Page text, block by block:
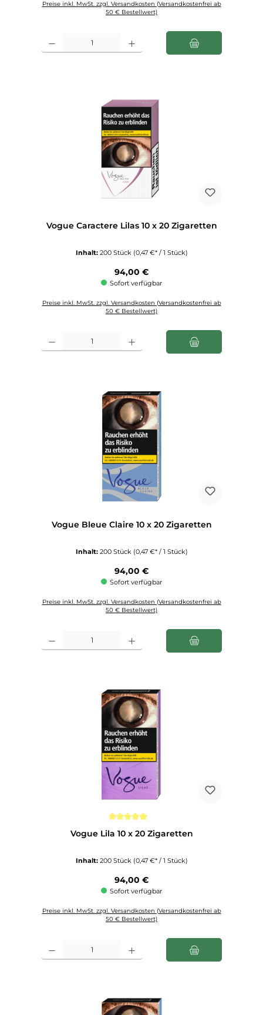
Preise inkl. MwSt. zzgl. Versandkosten (Versandkostenfrei ab
50 € Bestellwert)
Vogue Caractere Lilas 10 x 20 Zigaretten
Inhalt: 200 Stück (0,47 €* / 1 Stück)
Regulärer Preis:
94,00 €
Sofort verfügbar
Preise inkl. MwSt. zzgl. Versandkosten (Versandkostenfrei ab
50 € Bestellwert)
Produkt Anzahl: Gib den gewünschten Wert ein oder benutze die
Vogue Bleue Claire 10 x 20 Zigaretten
Inhalt: 200 Stück (0,47 €* / 1 Stück)
Regulärer Preis:
94,00 €
Sofort verfügbar
Preise inkl. MwSt. zzgl. Versandkosten (Versandkostenfrei ab
50 € Bestellwert)
Vogue Lila 10 x 20 Zigaretten
Inhalt: 200 Stück (0,47 €* / 1 Stück)
Regulärer Preis:
94,00 €
Sofort verfügbar
Preise inkl. MwSt. zzgl. Versandkosten (Versandkostenfrei ab
50 € Bestellwert)